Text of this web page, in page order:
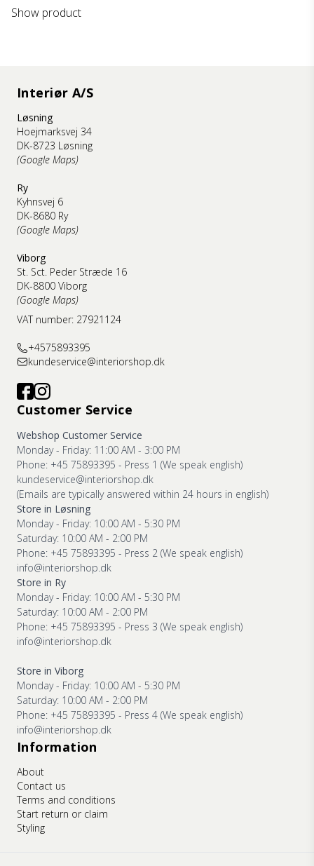
Show product
Interiør A/S
Løsning
Hoejmarksvej 34
DK-8723 Løsning
(Google Maps)
Ry
Kyhnsvej 6
DK-8680 Ry
(Google Maps)
Viborg
St. Sct. Peder Stræde 16
DK-8800 Viborg
(Google Maps)
VAT number: 27921124
+4575893395
kundeservice@interiorshop.dk
Customer Service
Webshop Customer Service
Monday - Friday: 11:00 AM - 3:00 PM
Phone: +45 75893395 - Press 1 (We speak english)
kundeservice@interiorshop.dk
(Emails are typically answered within 24 hours in english)
Store in Løsning
Monday - Friday: 10:00 AM - 5:30 PM
Saturday: 10:00 AM - 2:00 PM
Phone: +45 75893395 - Press 2 (We speak english)
info@interiorshop.dk
Store in Ry
Monday - Friday: 10:00 AM - 5:30 PM
Saturday: 10:00 AM - 2:00 PM
Phone: +45 75893395 - Press 3 (We speak english)
info@interiorshop.dk
Store in Viborg
Monday - Friday: 10:00 AM - 5:30 PM
Saturday: 10:00 AM - 2:00 PM
Phone: +45 75893395 - Press 4 (We speak english)
info@interiorshop.dk
Information
About
Contact us
Terms and conditions
Start return or claim
Styling